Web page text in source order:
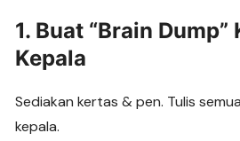
1. Buat “Brain
Kepala
Sediakan kertas & pen. Tulis
kepala.